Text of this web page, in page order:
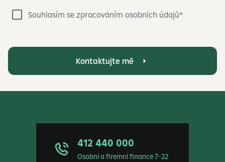
Souhlasím se zpracováním osobních údajů*
Kontaktujte mě
412 440 000
Osobní a firemní finance 7-22